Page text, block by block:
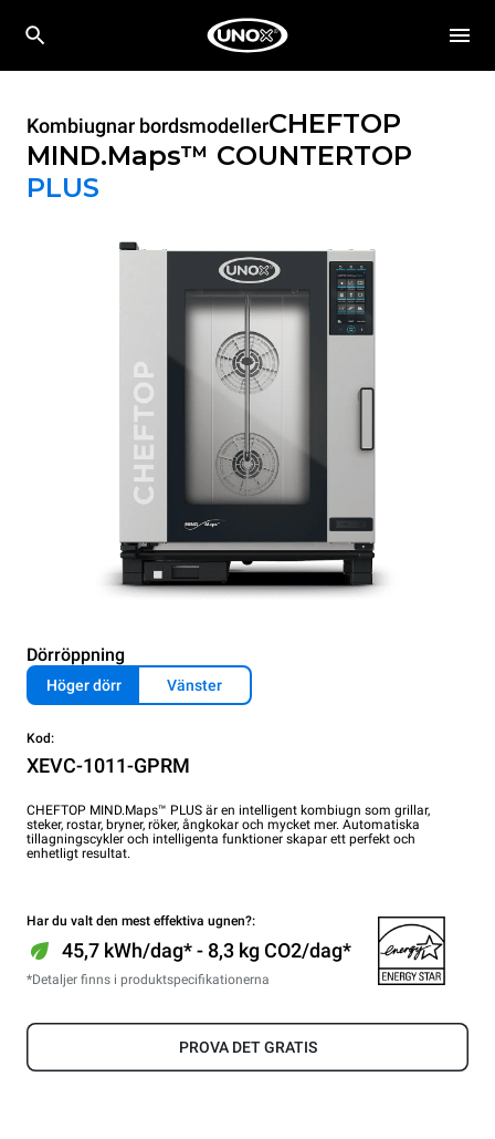
Kombiugnar bordsmodellerCHEFTOP
MIND.Maps™ COUNTERTOP
PLUS
Dörröppning
Höger dörr Vänster
Kod:
XEVC-1011-GPRM
CHEFTOP MIND.Maps™ PLUS är en intelligent kombiugn som grillar,
steker, rostar, bryner, röker, ångkokar och mycket mer. Automatiska
tillagningscykler och intelligenta funktioner skapar ett perfekt och
enhetligt resultat.
Har du valt den mest effektiva ugnen?:
45,7 kWh/dag* - 8,3 kg CO2/dag*
*Detaljer finns i produktspecifikationerna
PROVA DET GRATIS